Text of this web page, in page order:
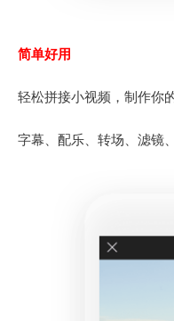
简单好用
轻松拼接小视频，制作你
字幕、配乐、转场、滤镜